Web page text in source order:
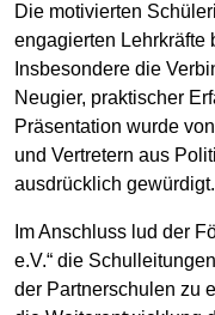
Die motivierten
engagierten Lehrkräfte
Insbesondere die
Neugier, praktischer
Präsentation wurde
und Vertretern aus
ausdrücklich gewürdigt.
Im Anschluss lud der
e.V.“ die
der Partnerschulen zu